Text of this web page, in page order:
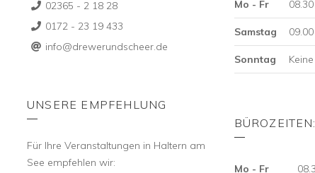
02365 - 2 18 28
0172 - 23 19 433
info@drewerundscheer.de
UNSERE EMPFEHLUNG
Für Ihre Veranstaltungen in Haltern am
See empfehlen wir:
Mo - Fr
Samstag
Sonntag
BÜROZEITEN:
Mo - Fr